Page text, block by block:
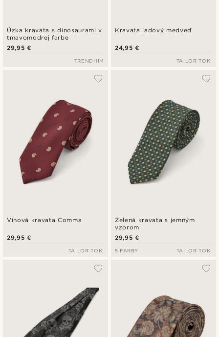
Úzka kravata s dinosaurami v
tmavomodrej farbe
29,95 €
TRENDHIM
Kravata ľadový medveď
24,95 €
TAILOR TOKI
Vínová kravata Comma
29,95 €
TAILOR TOKI
Zelená kravata s jemným
vzorom
29,95 €
5 FARBY TAILOR TOKI